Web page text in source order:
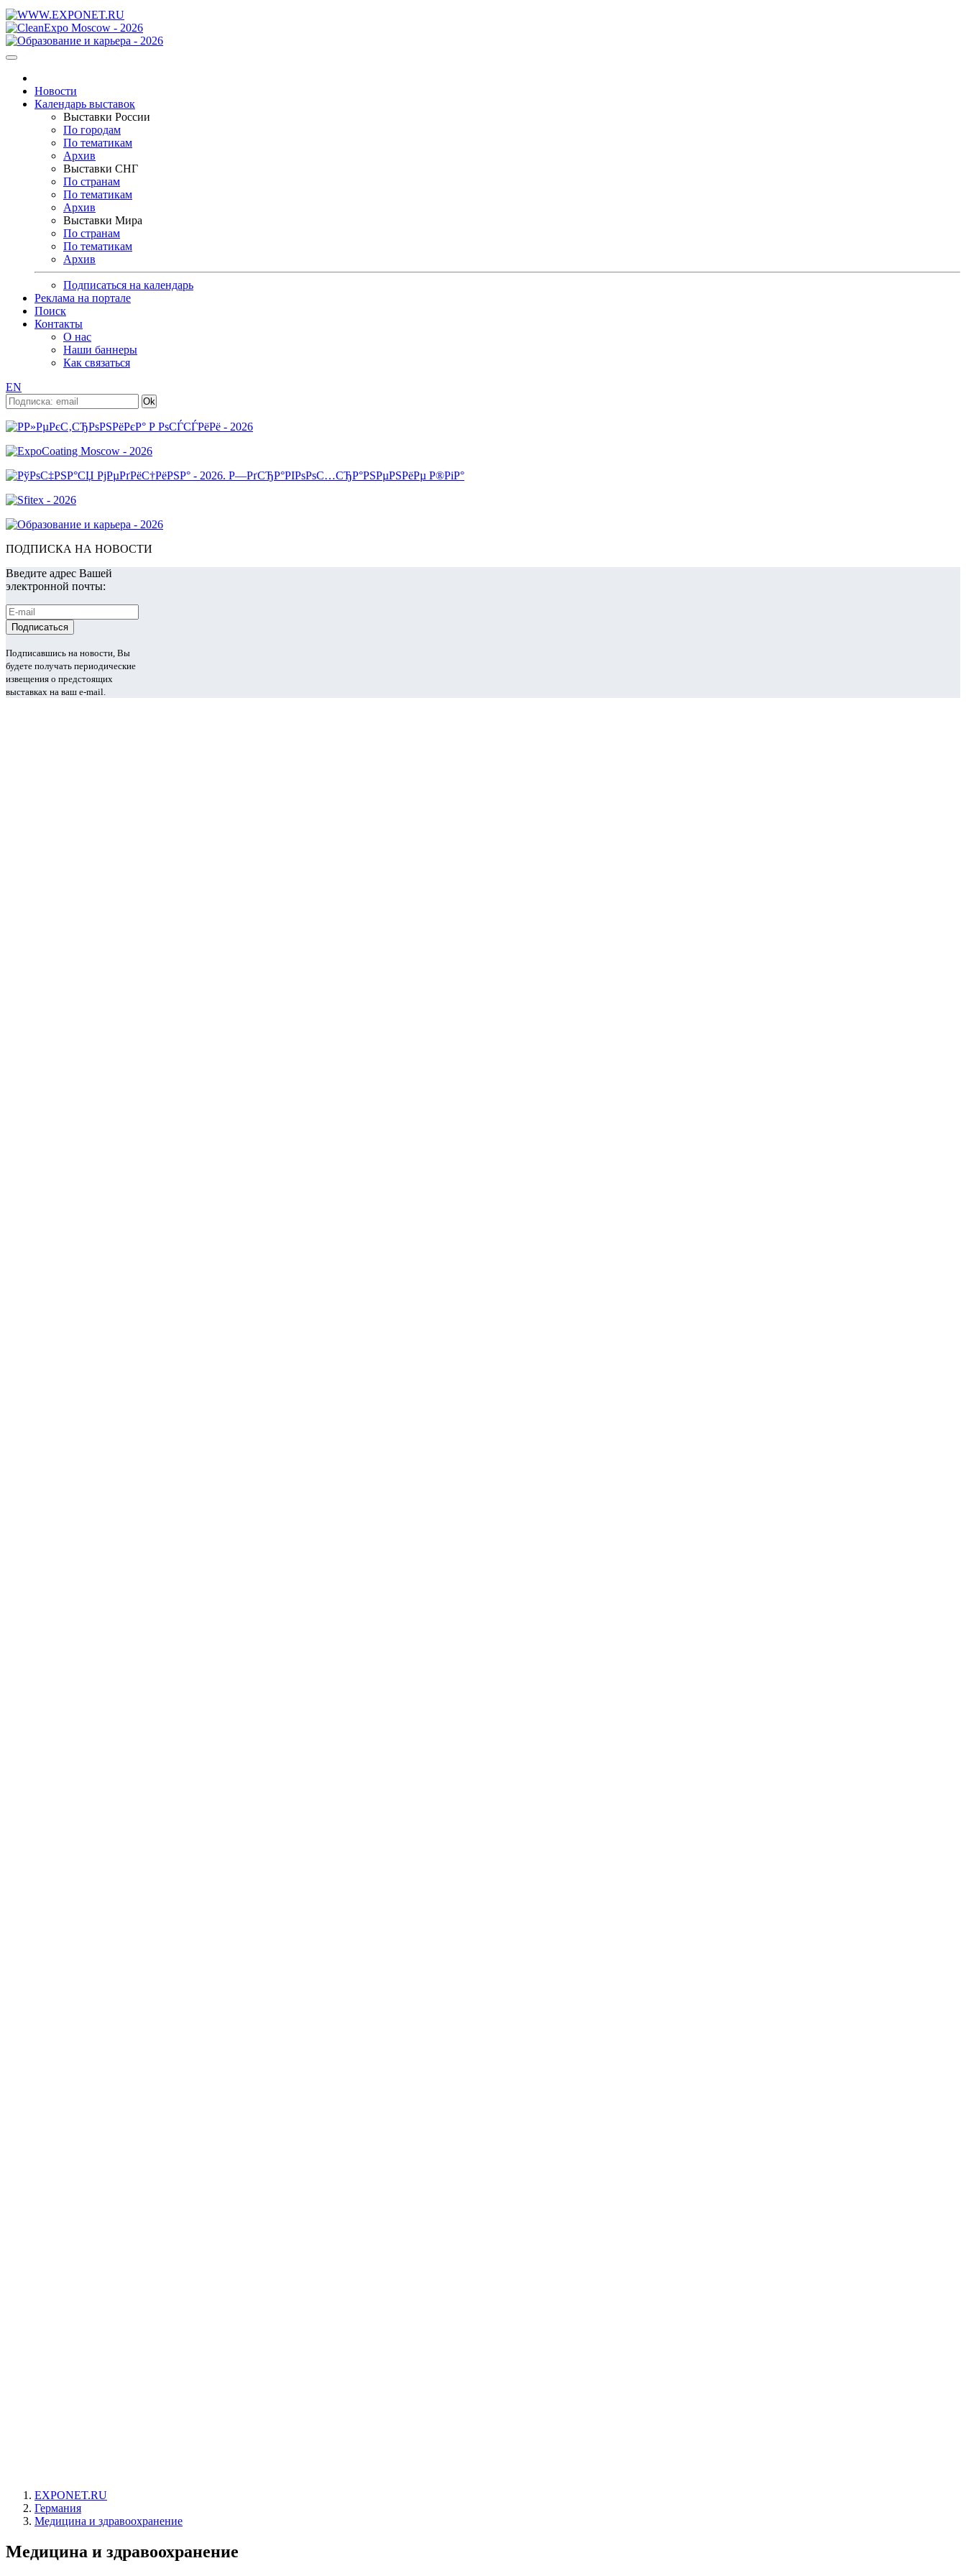
Новости
Календарь выставок
Выставки России
По городам
По тематикам
Архив
Выставки СНГ
По странам
По тематикам
Архив
Выставки Мира
По странам
По тематикам
Архив
Подписаться на календарь
Реклама на портале
Поиск
Контакты
О нас
Наши баннеры
Как связаться
EN
ПОДПИСКА НА НОВОСТИ
Введите адрес Вашей
электронной почты:
Подписавшись на новости, Вы
будете получать периодические
извещения о предстоящих
выставках на ваш e-mail.
EXPONET.RU
Германия
Медицина и здравоохранение
Медицина и здравоохранение